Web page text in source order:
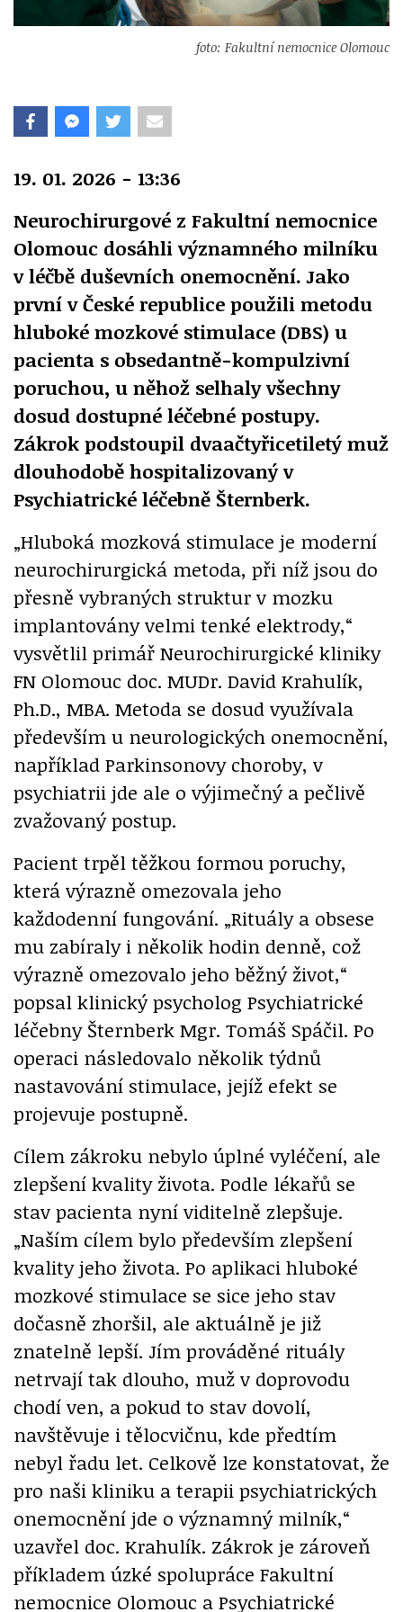
foto: Fakultní nemocnice Olomouc
19. 01. 2026 - 13:36
Neurochirurgové z Fakultní nemocnice
Olomouc dosáhli významného milníku
v léčbě duševních onemocnění. Jako
první v České republice použili metodu
hluboké mozkové stimulace (DBS) u
pacienta s obsedantně-kompulzivní
poruchou, u něhož selhaly všechny
dosud dostupné léčebné postupy.
Zákrok podstoupil dvaačtyřicetiletý muž
dlouhodobě hospitalizovaný v
Psychiatrické léčebně Šternberk.
„Hluboká mozková stimulace je moderní
neurochirurgická metoda, při níž jsou do
přesně vybraných struktur v mozku
implantovány velmi tenké elektrody,“
vysvětlil primář Neurochirurgické kliniky
FN Olomouc doc. MUDr. David Krahulík,
Ph.D., MBA. Metoda se dosud využívala
především u neurologických onemocnění,
například Parkinsonovy choroby, v
psychiatrii jde ale o výjimečný a pečlivě
zvažovaný postup.
Pacient trpěl těžkou formou poruchy,
která výrazně omezovala jeho
každodenní fungování. „Rituály a obsese
mu zabíraly i několik hodin denně, což
výrazně omezovalo jeho běžný život,“
popsal klinický psycholog Psychiatrické
léčebny Šternberk Mgr. Tomáš Spáčil. Po
operaci následovalo několik týdnů
nastavování stimulace, jejíž efekt se
projevuje postupně.
Cílem zákroku nebylo úplné vyléčení, ale
zlepšení kvality života. Podle lékařů se
stav pacienta nyní viditelně zlepšuje.
„Naším cílem bylo především zlepšení
kvality jeho života. Po aplikaci hluboké
mozkové stimulace se sice jeho stav
dočasně zhoršil, ale aktuálně je již
znatelně lepší. Jím prováděné rituály
netrvají tak dlouho, muž v doprovodu
chodí ven, a pokud to stav dovolí,
navštěvuje i tělocvičnu, kde předtím
nebyl řadu let. Celkově lze konstatovat, že
pro naši kliniku a terapii psychiatrických
onemocnění jde o významný milník,“
uzavřel doc. Krahulík. Zákrok je zároveň
příkladem úzké spolupráce Fakultní
nemocnice Olomouc a Psychiatrické